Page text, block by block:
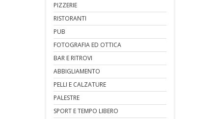
PIZZERIE
RISTORANTI
PUB
FOTOGRAFIA ED OTTICA
BAR E RITROVI
ABBIGLIAMENTO
PELLI E CALZATURE
PALESTRE
SPORT E TEMPO LIBERO